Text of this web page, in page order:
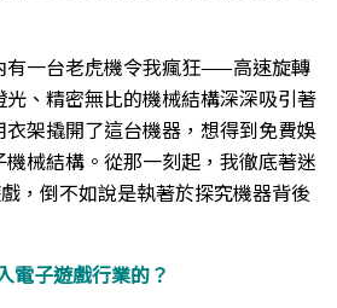
有一台老虎機令我瘋狂——高速旋轉
、精密無比的機械結構深深吸引著
架撬開了這台機器，想得到免費娛
械結構。從那一刻起，我徹底著迷
，倒不如說是執著於探究機器背後
電子遊戲行業的？